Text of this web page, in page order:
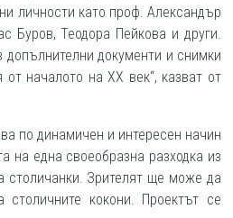
личности като проф. Александър
Буров, Теодора Пейкова и други.
документи и снимки
началото на ХХ век“, казват от
по динамичен и интересен начин
на една своеобразна разходка из
столичанки. Зрителят ще може да
кокони. Проектът се